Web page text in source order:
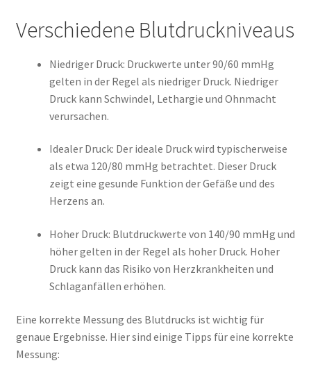
Verschiedene Blutdruckniveaus
Niedriger Druck: Druckwerte unter 90/60 mmHg
gelten in der Regel als niedriger Druck. Niedriger
Druck kann Schwindel, Lethargie und Ohnmacht
verursachen.
Idealer Druck: Der ideale Druck wird typischerweise
als etwa 120/80 mmHg betrachtet. Dieser Druck
zeigt eine gesunde Funktion der Gefäße und des
Herzens an.
Hoher Druck: Blutdruckwerte von 140/90 mmHg und
höher gelten in der Regel als hoher Druck. Hoher
Druck kann das Risiko von Herzkrankheiten und
Schlaganfällen erhöhen.
Eine korrekte Messung des Blutdrucks ist wichtig für
genaue Ergebnisse. Hier sind einige Tipps für eine korrekte
Messung: